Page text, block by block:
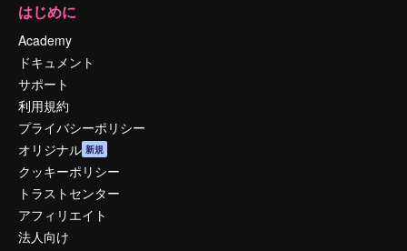
はじめに
Academy
ドキュメント
サポート
利用規約
プライバシーポリシー
オリジナル 新規
クッキーポリシー
トラストセンター
アフィリエイト
法人向け